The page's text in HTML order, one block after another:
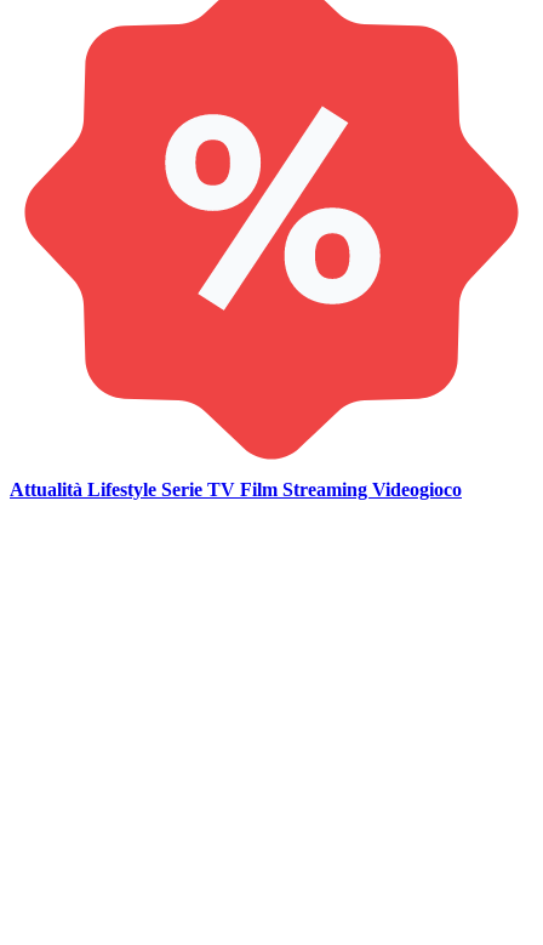
Attualità Lifestyle Serie TV Film Streaming Videogioco